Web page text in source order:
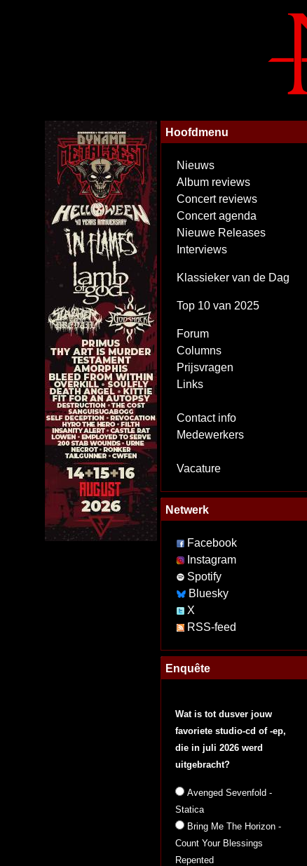
Hoofdmenu
Nieuws
Album reviews
Concert reviews
Concert agenda
Nieuwe Releases
Interviews
Klassieker van de Dag
Top 10 van 2025
Forum
Columns
Prijsvragen
Links
Contact info
Medewerkers
Vacature
Netwerk
Facebook
Instagram
Spotify
Bluesky
X
RSS-feed
Enquête
Wat is tot dusver jouw
favoriete studio-cd of -ep,
die in juli 2026 werd
uitgebracht?
Avenged Sevenfold -
Statica
Bring Me The Horizon -
Count Your Blessings
Repented